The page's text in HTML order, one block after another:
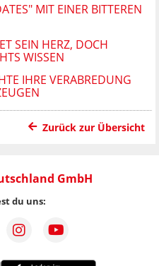
MIT EINER BITTEREN
SEIN HERZ, DOCH
WISSEN
IHRE VERABREDUNG
Zurück zur Übersicht
GmbH
du uns: